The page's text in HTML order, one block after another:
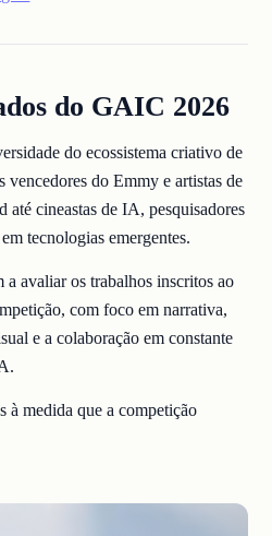
do GAIC 2026
do ecossistema criativo de
do Emmy e artistas de
cineastas de IA, pesquisadores
tecnologias emergentes.
a avaliar os trabalhos inscritos ao
com foco em narrativa,
e a colaboração em constante
à medida que a competição